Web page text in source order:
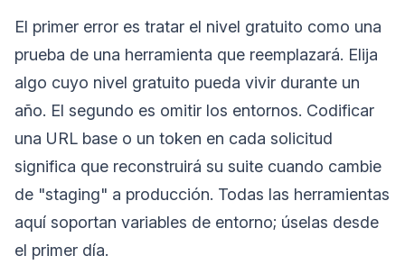
El primer error es tratar el nivel gratuito como una
prueba de una herramienta que reemplazará. Elija
algo cuyo nivel gratuito pueda vivir durante un
año. El segundo es omitir los entornos. Codificar
una URL base o un token en cada solicitud
significa que reconstruirá su suite cuando cambie
de "staging" a producción. Todas las herramientas
aquí soportan variables de entorno; úselas desde
el primer día.